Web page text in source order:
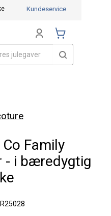
Family
- i bæredygtig
Kundeservice